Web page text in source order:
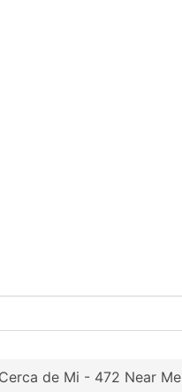
de Mi - 472 Near Me